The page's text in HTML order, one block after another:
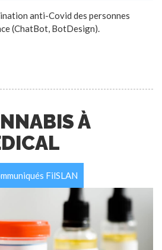
anti-Covid des personnes
(ChatBot, BotDesign).
À
FilSLAN